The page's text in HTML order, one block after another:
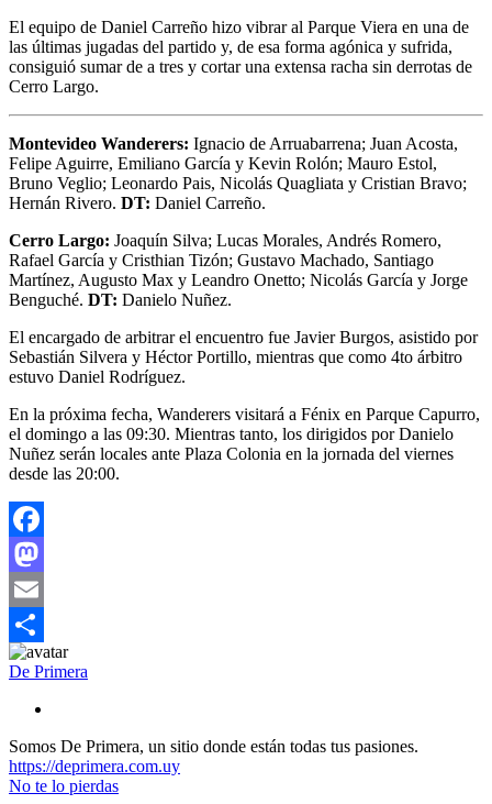
El equipo de Daniel Carreño hizo vibrar al Parque Viera en una de
las últimas jugadas del partido y, de esa forma agónica y sufrida,
consiguió sumar de a tres y cortar una extensa racha sin derrotas de
Cerro Largo.
Montevideo Wanderers: Ignacio de Arruabarrena; Juan Acosta,
Felipe Aguirre, Emiliano García y Kevin Rolón; Mauro Estol,
Bruno Veglio; Leonardo Pais, Nicolás Quagliata y Cristian Bravo;
Hernán Rivero. DT: Daniel Carreño.
Cerro Largo: Joaquín Silva; Lucas Morales, Andrés Romero,
Rafael García y Cristhian Tizón; Gustavo Machado, Santiago
Martínez, Augusto Max y Leandro Onetto; Nicolás García y Jorge
Benguché. DT: Danielo Nuñez.
El encargado de arbitrar el encuentro fue Javier Burgos, asistido por
Sebastián Silvera y Héctor Portillo, mientras que como 4to árbitro
estuvo Daniel Rodríguez.
En la próxima fecha, Wanderers visitará a Fénix en Parque Capurro,
el domingo a las 09:30. Mientras tanto, los dirigidos por Danielo
Nuñez serán locales ante Plaza Colonia en la jornada del viernes
desde las 20:00.
Facebook
Mastodon
Email
Compartir
De Primera
Somos De Primera, un sitio donde están todas tus pasiones.
https://deprimera.com.uy
No te lo pierdas